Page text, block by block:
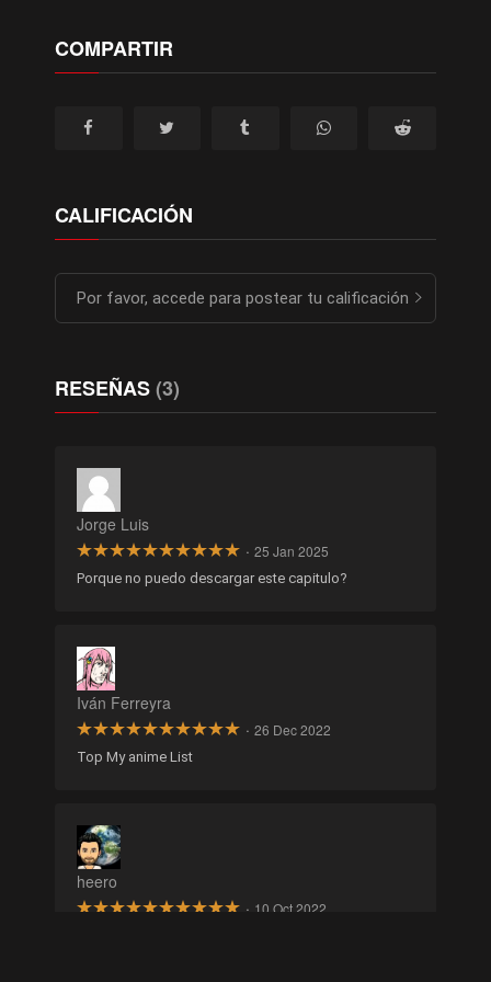
COMPARTIR
CALIFICACIÓN
Por favor, accede para postear tu calificación
RESEÑAS(3)
Jorge Luis
· 25 Jan 2025
Porque no puedo descargar este capitulo?
Iván Ferreyra
· 26 Dec 2022
Top My anime List
heero
· 10 Oct 2022